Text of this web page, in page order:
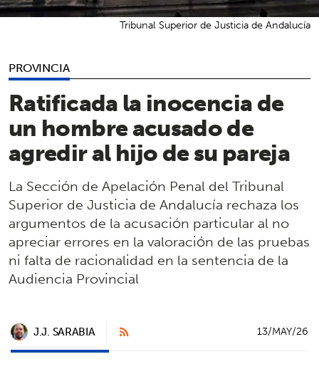
PROVINCIA
Ratificada la inocencia de
un hombre acusado de
agredir al hijo de su pareja
La Sección de Apelación Penal del Tribunal
Superior de Justicia de Andalucía rechaza los
argumentos de la acusación particular al no
apreciar errores en la valoración de las pruebas
ni falta de racionalidad en la sentencia de la
Audiencia Provincial
Tribunal Superior de Justicia de Andalucía
J.J. SARABIA 13/MAY/26